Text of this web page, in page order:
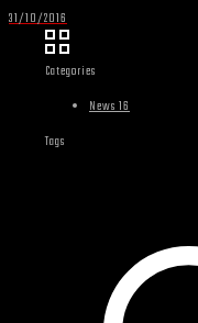
31/10/2016
Categories
News 16
Tags